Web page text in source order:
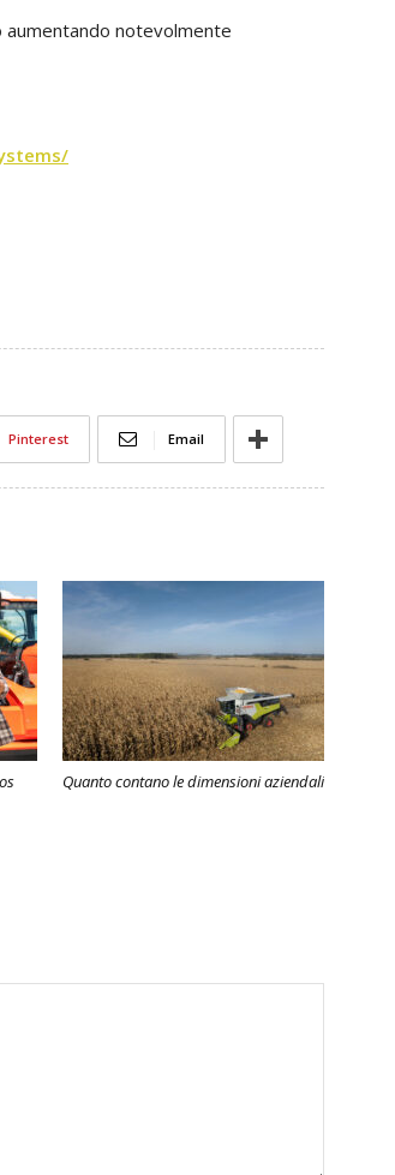
notevolmente
Pinterest Email
Quanto contano le dimensioni aziendali